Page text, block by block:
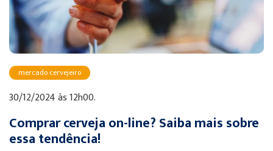
mercado cervejeiro
30/12/2024 às 12h00.
Comprar cerveja on-line? Saiba mais sobre
essa tendência!